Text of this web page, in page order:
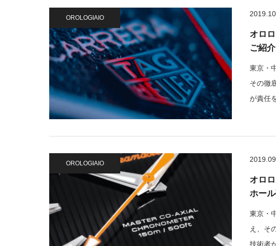
OROLOGIAIO
オロ
ご紹
東京・
その徹
が責任
OROLOGIAIO
オロ
ホー
東京・
え、そ
技術者